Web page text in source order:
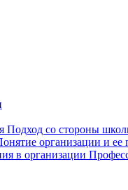
Подход со стороны
организации и ее
в организации